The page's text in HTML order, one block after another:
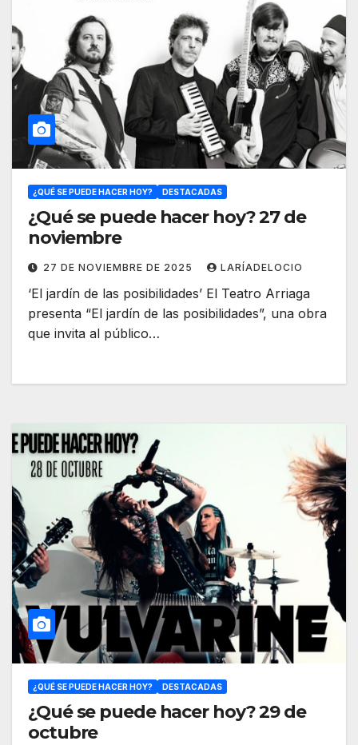
¿QUÉ SE PUEDE HACER HOY? DESTACADAS
¿Qué se puede hacer hoy? 27 de
noviembre
27 DE NOVIEMBRE DE 2025 LARÍADELOCIO
‘El jardín de las posibilidades’ El Teatro Arriaga
presenta “El jardín de las posibilidades”, una obra
que invita al público…
¿QUÉ SE PUEDE HACER HOY? DESTACADAS
¿Qué se puede hacer hoy? 29 de
octubre